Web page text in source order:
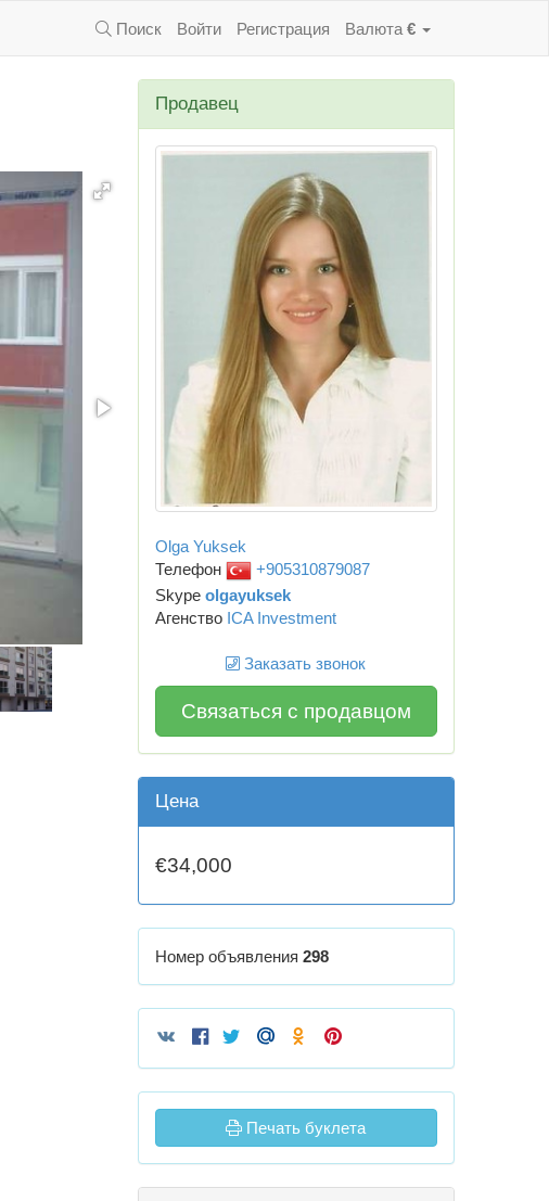
Поиск Войти Регистрация Валюта €
Продавец
Olga Yuksek
Телефон
+905310879087
Skype olgayuksek
Агенство ICA Investment
Заказать звонок
Связаться с продавцом
Цена
€34,000
Номер объявления 298
Печать буклета